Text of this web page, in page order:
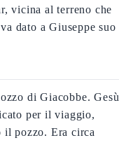
vicina al terreno che
dato a Giuseppe suo
di Giacobbe. Gesù
per il viaggio,
il pozzo. Era circa